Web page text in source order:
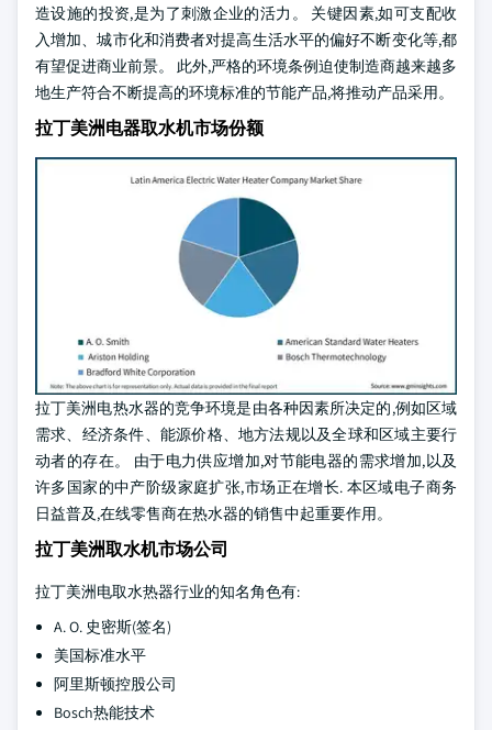
造设施的投资,是为了刺激企业的活力。 关键因素,如可支配收
入增加、城市化和消费者对提高生活水平的偏好不断变化等,都
有望促进商业前景。 此外,严格的环境条例迫使制造商越来越多
地生产符合不断提高的环境标准的节能产品,将推动产品采用。
拉丁美洲电器取水机市场份额
拉丁美洲电热水器的竞争环境是由各种因素所决定的,例如区域
需求、经济条件、能源价格、地方法规以及全球和区域主要行
动者的存在。 由于电力供应增加,对节能电器的需求增加,以及
许多国家的中产阶级家庭扩张,市场正在增长. 本区域电子商务
日益普及,在线零售商在热水器的销售中起重要作用。
拉丁美洲取水机市场公司
拉丁美洲电取水热器行业的知名角色有:
A. O. 史密斯(签名)
美国标准水平
阿里斯顿控股公司
Bosch热能技术